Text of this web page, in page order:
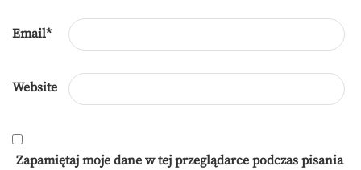
Email*
Website
Zapamiętaj moje dane w tej przeglądarce podczas pisania